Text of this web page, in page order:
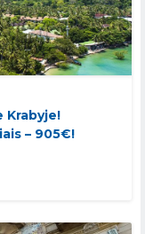
Krabyje!
– 905€!